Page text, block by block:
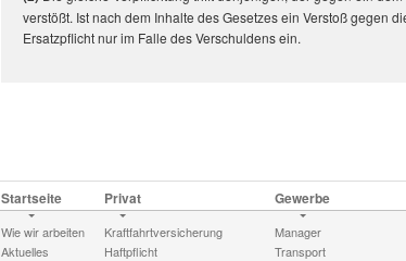
verstößt. Ist nach dem Inhalte des Gesetzes ein Verstoß gegen
Ersatzpflicht nur im Falle des Verschuldens ein.
Startseite
Wie wir arbeiten
Aktuelles
Privat
Kraftfahrtversicherung
Haftpflicht
Gewerbe
Manager
Transport